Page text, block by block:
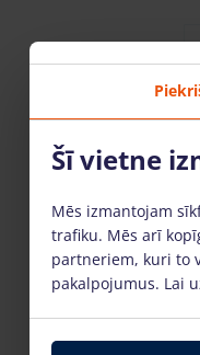
Šī vietne
Mēs izmantojam
trafiku. Mēs arī
partneriem, kuri to
pakalpojumus. Lai